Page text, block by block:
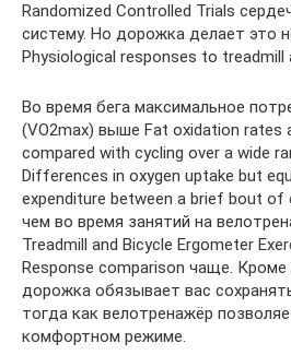
Randomized Controlled Trials
систему. Но дорожка делает это
Physiological responses to treadmill
Во время бега максимальное
(VO2max) выше Fat oxidation rates
compared with cycling over a wide
Differences in oxygen uptake but
expenditure between a brief bout of
чем во время занятий на
Treadmill and Bicycle Ergometer
Response comparison чаще. Кроме
дорожка обязывает вас
тогда как велотренажёр
комфортном режиме.